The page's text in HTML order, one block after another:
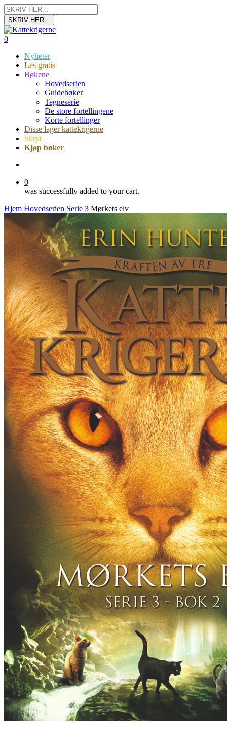
Skip
to
main
content
SKRIV HER...
Close
Search
search
0
Nyheter
Les gratis
Bøkene
Hovedserien
Guidebøker
Tegneserie
De store fortellingene
Korte fortellinger
Disse lager kattekrigerne
Skryt
Kjøp bøker
0
was successfully added to your cart.
Hjem Hovedserien Serie 3 Mørkets elv